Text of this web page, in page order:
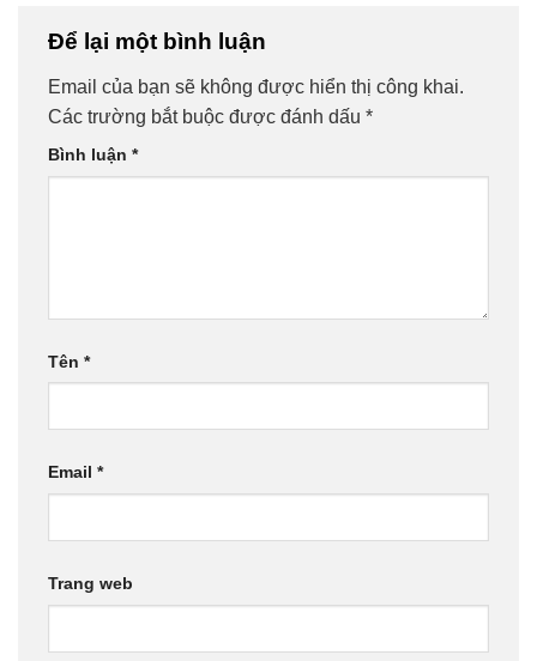
Để lại một bình luận
Email của bạn sẽ không được hiển thị công khai.
Các trường bắt buộc được đánh dấu *
Bình luận *
Tên *
Email *
Trang web